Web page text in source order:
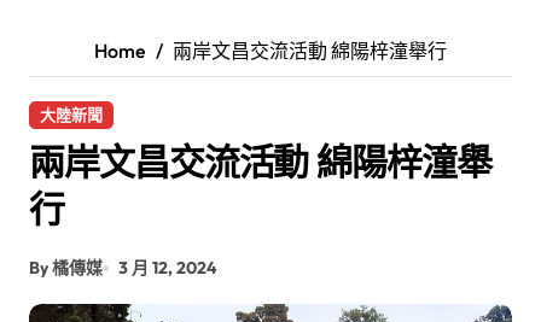
Home 兩岸文昌交流活動 綿陽梓潼舉行
大陸新聞
兩岸文昌交流活動 綿陽梓潼舉
行
By 橘傳媒 3 月 12, 2024